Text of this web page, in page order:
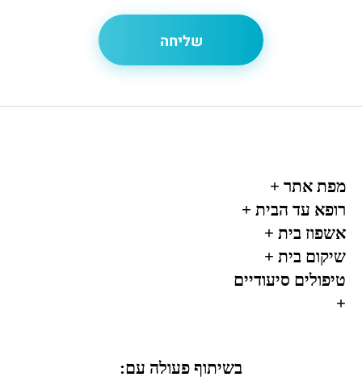
טיפולים סיעודיים
+
שיקום בית +
אשפוז בית +
רופא עד הבית +
מפת אתר +
בשיתוף פעולה עם: